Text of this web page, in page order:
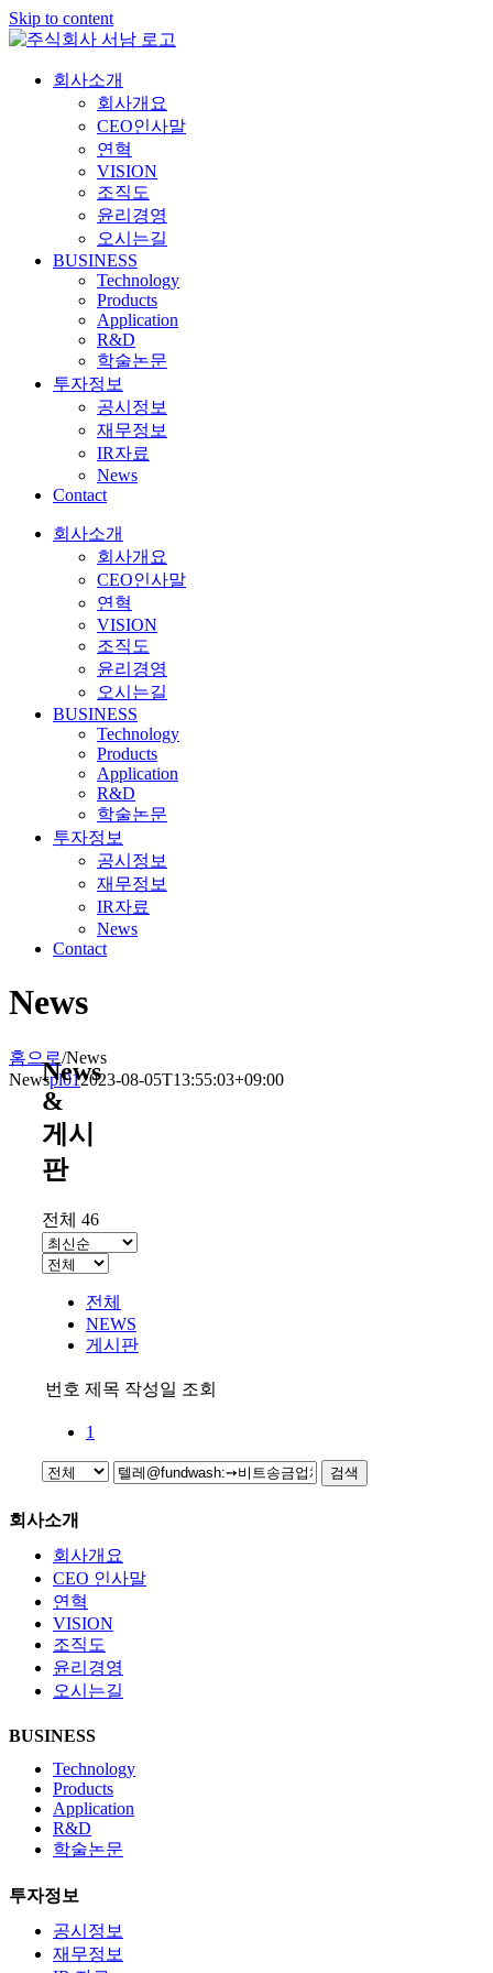
Skip to content
회사소개
회사개요
CEO인사말
연혁
VISION
조직도
윤리경영
오시는길
BUSINESS
Technology
Products
Application
R&D
학술논문
투자정보
공시정보
재무정보
IR자료
News
Contact
회사소개
회사개요
CEO인사말
연혁
VISION
조직도
윤리경영
오시는길
BUSINESS
Technology
Products
Application
R&D
학술논문
투자정보
공시정보
재무정보
IR자료
News
Contact
News
홈으로/News
Newspl012023-08-05T13:55:03+09:00
News
&
게시
판
전체 46
전체
NEWS
게시판
번호 제목 작성일 조회
1
검색
회사소개
회사개요
CEO 인사말
연혁
VISION
조직도
윤리경영
오시는길
BUSINESS
Technology
Products
Application
R&D
학술논문
투자정보
공시정보
재무정보